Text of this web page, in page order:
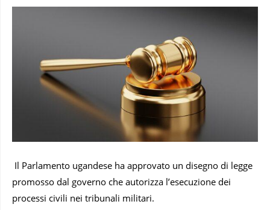
Il Parlamento ugandese ha approvato un disegno di legge
promosso dal governo che autorizza l’esecuzione dei
processi civili nei tribunali militari.